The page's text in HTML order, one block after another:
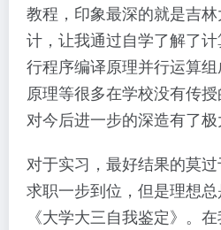
教程，印象最深的就是吉
计，让我通过自学了解了
行程序编译原理并行运算
原理等很多在学校没有传
对今后进一步的深造有了极
对于实习，最好结果的莫
求职一步到位，但是理想
《大学大三自我鉴定》。